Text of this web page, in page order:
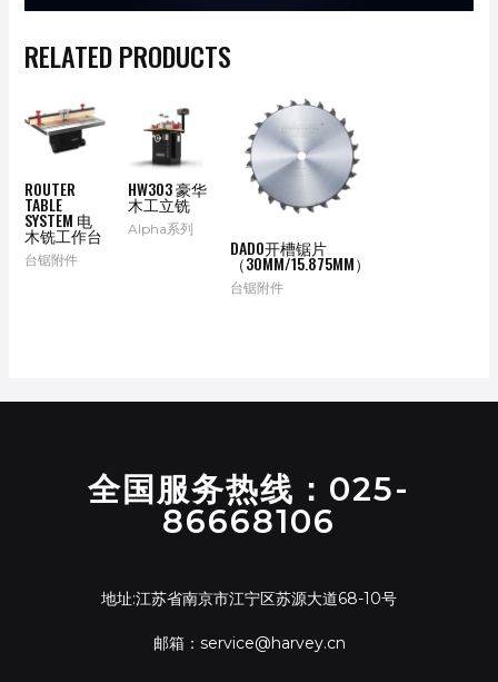
RELATED PRODUCTS
ROUTER
TABLE
SYSTEM 电
木铣工作台
台锯附件
HW303 豪华
木工立铣
Alpha系列
DADO开槽锯片
（30MM/15.875MM）
台锯附件
全国服务热线：025-
86668106
地址:江苏省南京市江宁区苏源大道68-10号
邮箱：service@harvey.cn